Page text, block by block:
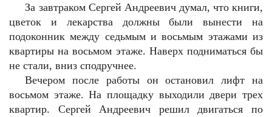
За завтраком Сергей Андреевич думал, что книги,
цветок и лекарства должны были вынести на
подоконник между седьмым и восьмым этажами из
квартиры на восьмом этаже. Наверх подниматься бы
не стали, вниз сподручнее.
Вечером после работы он остановил лифт на
восьмом этаже. На площадку выходили двери трех
квартир. Сергей Андреевич решил двигаться по